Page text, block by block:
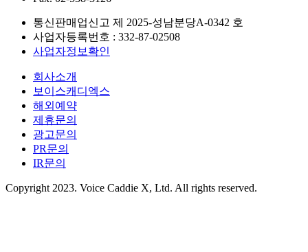
통신판매업신고 제 2025-성남분당A-0342 호
사업자등록번호 : 332-87-02508
사업자정보확인
회사소개
보이스캐디엑스
해외예약
제휴문의
광고문의
PR문의
IR문의
Copyright 2023. Voice Caddie X, Ltd. All rights reserved.